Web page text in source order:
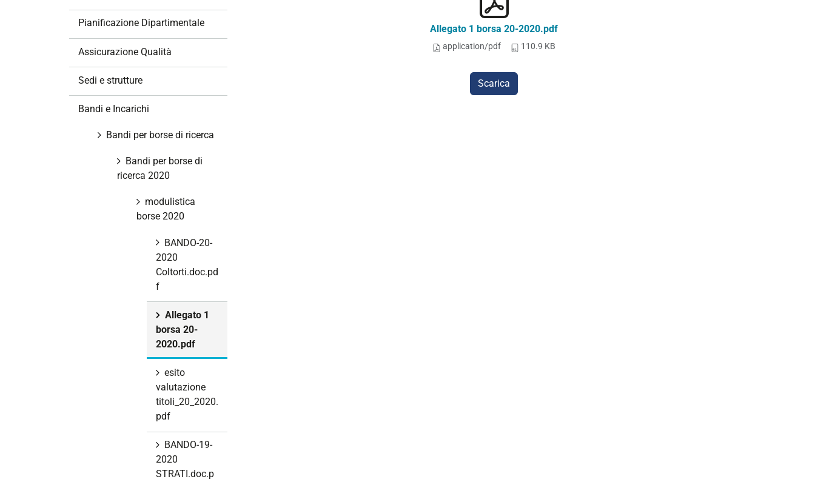
Allegato 1 borsa 20-2020.pdf
application/pdf 110.9 KB
Scarica
Pianificazione Dipartimentale
Assicurazione Qualità
Sedi e strutture
Bandi e Incarichi
Bandi per borse di ricerca
Bandi per borse di
ricerca 2020
modulistica
borse 2020
BANDO-20-
2020
Coltorti.doc.pd
f
Allegato 1
borsa 20-
2020.pdf
esito
valutazione
titoli_20_2020.
pdf
BANDO-19-
2020
STRATI.doc.p